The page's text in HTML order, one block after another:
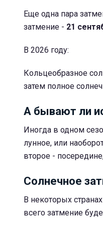
Еще одна пара
затмение - 21
В 2026 году:
Кольцеобразное
затем полное
А бывают ли
Иногда в одном
лунное, или
второе -
Солнечное
В некоторых
всего затмение